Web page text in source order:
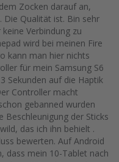
Zocken darauf an,
Die Qualität ist. Bin sehr
Verbindung zu
wird bei meinen Fire
kann man hier nichts
für mein Samsung S6
Sekunden auf die Haptik
Controller macht
gebanned wurden
Beschleunigung der Sticks
das ich ihn behielt .
bewerten. Auf Android
dass mein 10-Tablet nach